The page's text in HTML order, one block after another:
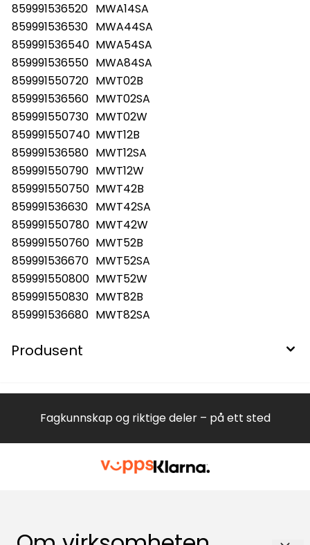
859991536520 MWA14SA
859991536530 MWA44SA
859991536540 MWA54SA
859991536550 MWA84SA
859991550720 MWT02B
859991536560 MWT02SA
859991550730 MWT02W
859991550740 MWT12B
859991536580 MWT12SA
859991550790 MWT12W
859991550750 MWT42B
859991536630 MWT42SA
859991550780 MWT42W
859991550760 MWT52B
859991536670 MWT52SA
859991550800 MWT52W
859991550830 MWT82B
859991536680 MWT82SA
Produsent
Fagkunnskap og riktige deler – på ett sted